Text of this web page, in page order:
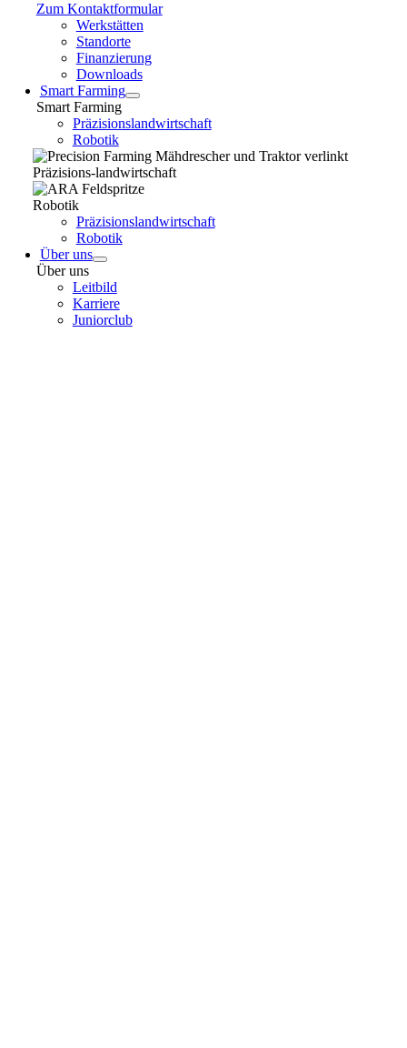
Zum Kontaktformular
Werkstätten
Standorte
Finanzierung
Downloads
Smart Farming
Smart Farming
Präzisionslandwirtschaft
Robotik
Präzisions-landwirtschaft
Robotik
Präzisionslandwirtschaft
Robotik
Über uns
Über uns
Leitbild
Karriere
Juniorclub